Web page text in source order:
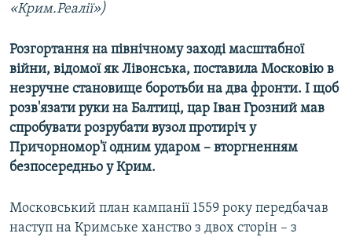
ДОЛУЧАЙСЯ!
Усі сайти RFE/RL
«Крим.Реалії»)
Розгортання на північному заході масштабної
війни, відомої як Лівонська, поставила Московію в
незручне становище боротьби на два фронти. І щоб
розв'язати руки на Балтиці, цар Іван Грозний мав
спробувати розрубати вузол протиріч у
Причорномор'ї одним ударом – вторгненням
безпосередньо у Крим.
Московський план кампанії 1559 року передбачав
наступ на Кримське ханство з двох сторін – з